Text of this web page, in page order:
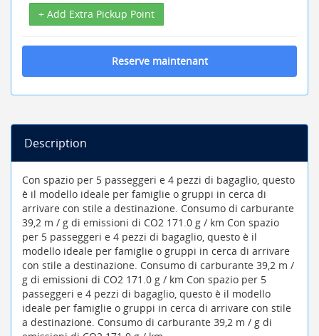
+ Add Extra Pickup Point
Reserve maintenant
Description
Con spazio per 5 passeggeri e 4 pezzi di bagaglio, questo
è il modello ideale per famiglie o gruppi in cerca di
arrivare con stile a destinazione. Consumo di carburante
39,2 m / g di emissioni di CO2 171.0 g / km Con spazio
per 5 passeggeri e 4 pezzi di bagaglio, questo è il
modello ideale per famiglie o gruppi in cerca di arrivare
con stile a destinazione. Consumo di carburante 39,2 m /
g di emissioni di CO2 171.0 g / km Con spazio per 5
passeggeri e 4 pezzi di bagaglio, questo è il modello
ideale per famiglie o gruppi in cerca di arrivare con stile
a destinazione. Consumo di carburante 39,2 m / g di